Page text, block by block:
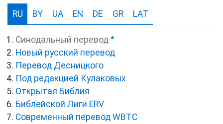
RU BY UA EN DE GR LAT
Синодальный перевод ●
Новый русский перевод
Перевод Десницкого
Под редакцией Кулаковых
Открытая Библия
Библейской Лиги ERV
Cовременный перевод WBTC